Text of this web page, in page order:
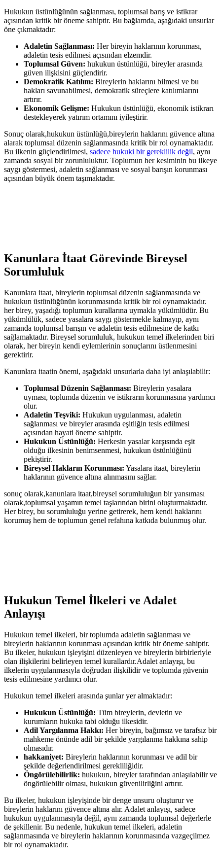
Hukukun üstünlüğünün sağlanması, toplumsal barış ve istikrar
açısından kritik bir öneme sahiptir. ⁣Bu ‍bağlamda, aşağıdaki unsurlar
öne çıkmaktadır:
Adaletin Sağlanması: Her bireyin haklarının korunması,
adaletin tesis edilmesi açısından elzemdir.
Toplumsal Güven: hukukun üstünlüğü, bireyler arasında
güven ilişkisini ⁢güçlendirir.
Demokratik Katılım: Bireylerin haklarını bilmesi ve ⁢bu
hakları ‌savunabilmesi, demokratik süreçlere katılımlarını
artırır.
Ekonomik Gelişme: Hukukun üstünlüğü, ekonomik istikrarı
destekleyerek yatırım‍ ortamını iyileştirir.
Sonuç olarak,hukukun üstünlüğü,bireylerin haklarını güvence ⁤altına
alarak toplumsal düzenin sağlanmasında kritik bir rol oynamaktadır.
Bu⁣ ilkenin güçlendirilmesi, sadece hukuki bir gereklilik değil, aynı
⁤zamanda ⁣sosyal bir zorunluluktur. Toplumun her kesiminin bu ilkeye
saygı⁣ göstermesi, adaletin⁢ sağlanması ve sosyal barışın korunması⁢
açısından büyük önem ⁣taşımaktadır.
Kanunlara İtaat Görevinde ‍Bireysel
Sorumluluk
Kanunlara itaat, bireylerin toplumsal düzenin sağlanmasında ve
hukukun üstünlüğünün korunmasında kritik⁢ bir rol oynamaktadır.
her ⁣birey, yaşadığı toplumun ⁣kurallarına uymakla yükümlüdür. Bu
yükümlülük, sadece yasalara saygı göstermekle kalmayıp, aynı
zamanda⁢ toplumsal barışın ve adaletin tesis edilmesine de katkı
sağlamaktadır. Bireysel sorumluluk, hukukun temel ‌ilkelerinden ‍biri
olarak, ⁣her bireyin kendi eylemlerinin sonuçlarını üstlenmesini
gerektirir.
Kanunlara itaatin önemi,⁤ aşağıdaki unsurlarla ⁢daha ⁢iyi anlaşılabilir:
Toplumsal Düzenin Sağlanması: Bireylerin yasalara
uyması, toplumda‌ düzenin ve istikrarın korunmasına yardımcı
olur.
Adaletin Teşviki: Hukukun uygulanması, adaletin
sağlanması ve bireyler arasında‍ eşitliğin tesis edilmesi
açısından hayati öneme sahiptir.
Hukukun Üstünlüğü: Herkesin yasalar karşısında eşit
olduğu ilkesinin‌ benimsenmesi, hukukun üstünlüğünü
pekiştirir.
Bireysel Hakların ‌Korunması: Yasalara itaat, bireylerin
haklarının güvence⁢ altına alınmasını sağlar.
sonuç olarak,kanunlara itaat,bireysel sorumluluğun bir yansıması
olarak,toplumsal yaşamın ⁣temel taşlarından birini oluşturmaktadır.
Her birey, bu sorumluluğu yerine getirerek, hem kendi haklarını
korumuş hem de toplumun genel refahına katkıda​ bulunmuş olur.
Hukukun ​Temel İlkeleri ve Adalet
⁣Anlayışı
Hukukun ‍temel ilkeleri,⁢ bir toplumda adaletin sağlanması ve
bireylerin haklarının korunması açısından kritik ‍bir öneme⁤ sahiptir.
Bu ilkeler, hukukun işleyişini düzenleyen ve ‍bireylerin birbirleriyle
olan ilişkilerini belirleyen ‍temel kurallardır.Adalet⁢ anlayışı, bu
ilkelerin ⁤uygulanmasıyla ⁣doğrudan ilişkilidir ve toplumda güvenin
tesis edilmesine yardımcı olur.
Hukukun temel ilkeleri arasında şunlar yer almaktadır:
Hukukun Üstünlüğü: Tüm​ bireylerin, devletin ve
⁢kurumların ⁢hukuka tabi olduğu ilkesidir.
Adil Yargılanma Hakkı: Her bireyin, bağımsız ‍ve tarafsız ⁣bir
mahkeme ‍önünde adil⁣ bir⁤ şekilde yargılanma hakkına sahip
olmasıdır.
hakkaniyet: Bireylerin haklarının korunması ve adil‌ bir
şekilde değerlendirilmesi gerekliliğidir.
Öngörülebilirlik: hukukun, bireyler tarafından anlaşılabilir ve
öngörülebilir olması, hukukun güvenilirliğini artırır.
Bu ilkeler, hukukun işleyişinde bir denge unsuru ​oluşturur​ ve
bireylerin haklarını güvence altına alır.⁣ Adalet anlayışı, sadece
hukukun uygulanmasıyla değil, aynı zamanda toplumsal ‍değerlerle‌
de şekillenir.‌ Bu nedenle, hukukun ​temel ​ilkeleri, adaletin
sağlanmasında ve‍ bireylerin haklarının korunmasında vazgeçilmez
bir rol oynamaktadır.